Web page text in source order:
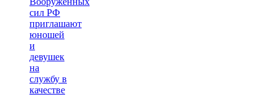
сил РФ
приглашают
юношей
и
девушек
на
службу в
качестве